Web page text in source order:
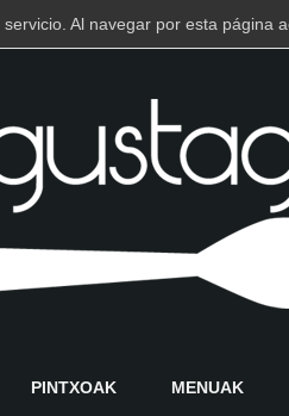
PINTXOAK MENUAK
Al navegar por esta página